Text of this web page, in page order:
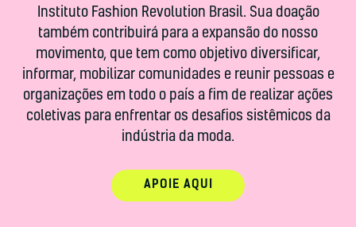
Instituto Fashion Revolution Brasil. Sua doação
também contribuirá para a expansão do nosso
movimento, que tem como objetivo diversificar,
informar, mobilizar comunidades e reunir pessoas e
organizações em todo o país a fim de realizar ações
coletivas para enfrentar os desafios sistêmicos da
indústria da moda.
APOIE AQUI